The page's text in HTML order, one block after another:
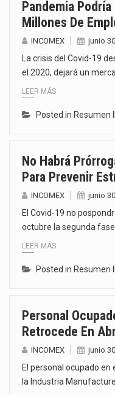
Pandemia
Millones De
INCOMEX junio
La crisis del Covid-19
el 2020, dejará un
LEER MÁS
Posted in Resumen
No Habrá
Para Prevenir
INCOMEX junio
El Covid-19 no
octubre la segunda fase
LEER MÁS
Posted in Resumen
Personal
Retrocede En
INCOMEX junio
El personal ocupado
la Industria